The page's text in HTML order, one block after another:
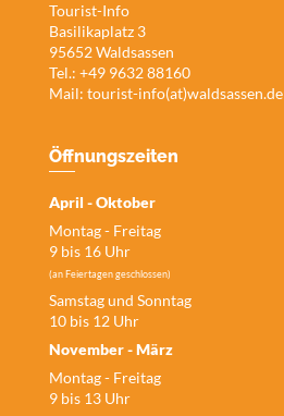
Tourist-Info
Basilikaplatz 3
95652 Waldsassen
Tel.: +49 9632 88160
Mail: tourist-info(at)waldsassen.de
Öffnungszeiten
April - Oktober
Montag - Freitag
9 bis 16 Uhr
(an Feiertagen geschlossen)
Samstag und Sonntag
10 bis 12 Uhr
November - März
Montag - Freitag
9 bis 13 Uhr